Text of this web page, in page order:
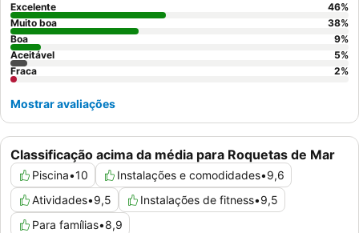
Classificação acima da média para Roquetas de Mar
Piscina•10 Instalações e comodidades•9,6
Atividades•9,5 Instalações de fitness•9,5
Para famílias•8,9
Excelente 46%
Muito boa
38%
Boa
9%
Aceitável
5%
Fraca
2%
Mostrar avaliações